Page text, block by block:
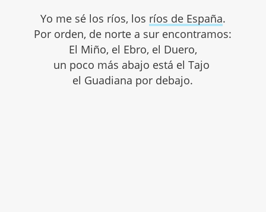
Yo me sé los ríos, los ríos de España.
Por orden, de norte a sur encontramos:
El Miño, el Ebro, el Duero,
un poco más abajo está el Tajo
el Guadiana por debajo.